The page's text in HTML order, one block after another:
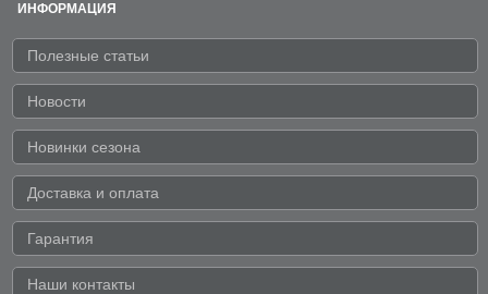
ИНФОРМАЦИЯ
Полезные статьи
Новости
Новинки сезона
Доставка и оплата
Гарантия
Наши контакты